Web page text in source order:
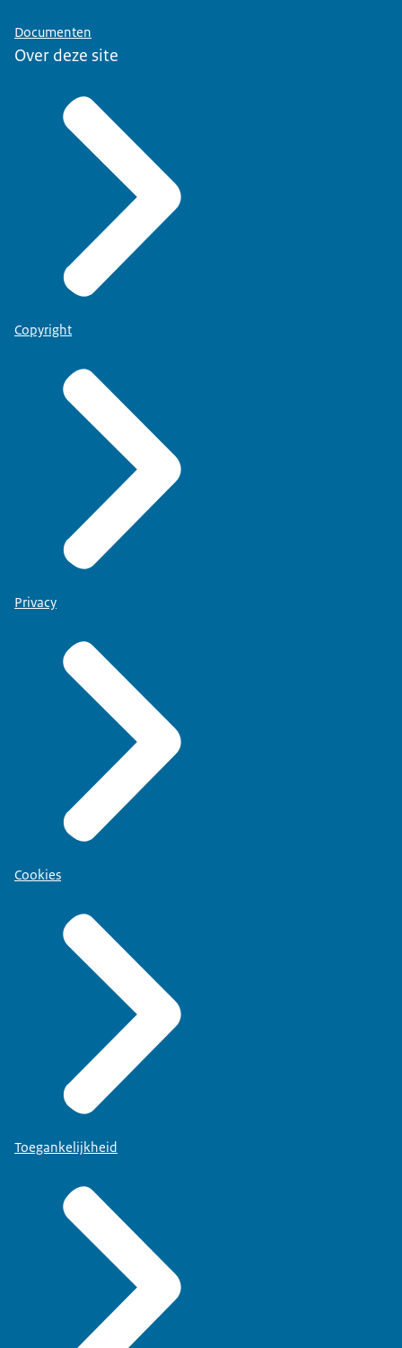
Documenten
Over deze site
Copyright
Privacy
Cookies
Toegankelijkheid